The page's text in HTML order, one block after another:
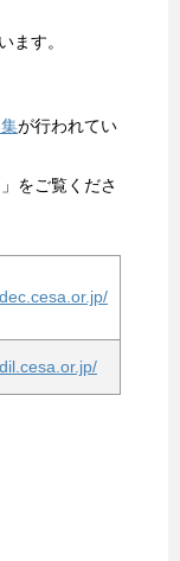
ます。
が行われてい
をご覧くださ